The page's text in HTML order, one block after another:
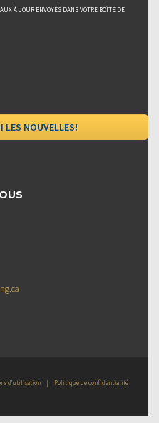
À JOUR ENVOYÉS DANS VOTRE BOÎTE DE
d’utilisation | Politique de confidentialité